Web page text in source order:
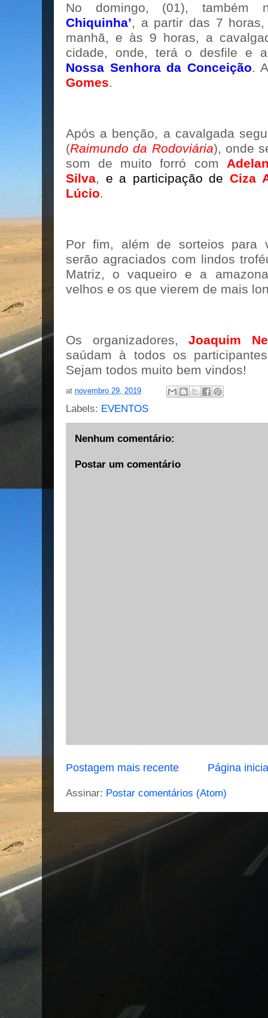
No domingo, (01),
Chiquinha’, a partir das 7
manhã, e às 9 horas, a
cidade, onde, terá o desfile e
Nossa Senhora da Conceição.
Gomes.
Após a benção, a cavalgada
(Raimundo da Rodoviária), onde
som de muito forró com
Silva, e a participação de Ciza
Lúcio.
Por fim, além de sorteios para
serão agraciados com lindos
Matriz, o vaqueiro e a
velhos e os que vierem de mais
Os organizadores,Joaquim
saúdam à todos os
Sejam todos muito bem vindos!
at novembro 29, 2019
Labels: EVENTOS
Nenhum comentário:
Postar um comentário
Postagem mais recente Página
Assinar: Postar comentários (Atom)